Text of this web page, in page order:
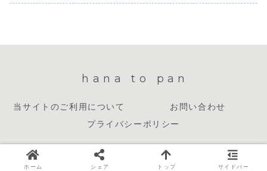
存」を選択し、保
さい。クレ
hana to pan
当サイトのご利用について
お問い合わせ
プライバシーポリシー
© 2023 hana to pan.
ホーム シェア トップ サイドバー